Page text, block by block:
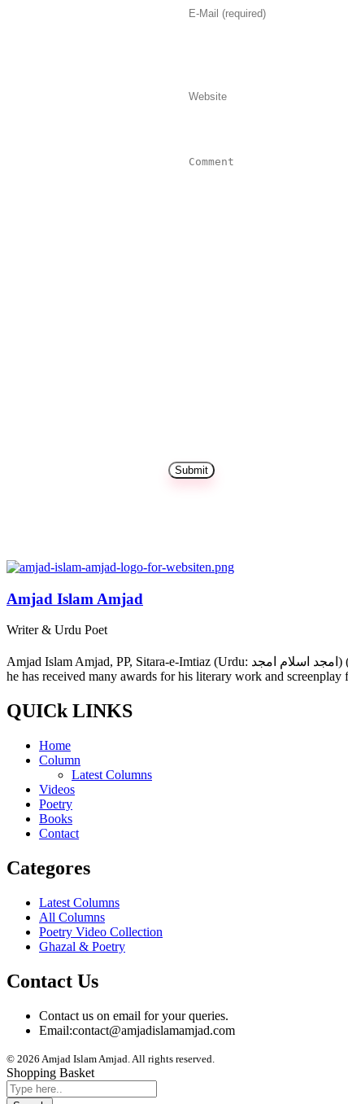
Amjad Islam Amjad
Writer & Urdu Poet
Amjad Islam Amjad, PP, Sitara-e-Imtiaz (Urdu: امجد اسلام امجد) (born 4 August 1944) is an Urdu poet, drama writer and lyricist from Pakistan. The author of more than 40 books in a career spanning 50 years,
he has received many awards for his literary work and
QUICk LINKS
Home
Column
Latest Columns
Videos
Poetry
Books
Contact
Categores
Latest Columns
All Columns
Poetry Video Collection
Ghazal & Poetry
Contact Us
Contact us on email for your queries.
Email:contact@amjadislamamjad.com
© 2026 Amjad Islam Amjad. All rights reserved.
Shopping Basket